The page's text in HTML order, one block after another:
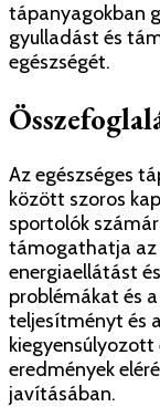
tápanyagokban
gyulladást és
egészségét.
Az egészséges
között szoros
sportolók
támogathatja az
energiaellátást
problémákat és
teljesítményt és
eredmények
javításában.